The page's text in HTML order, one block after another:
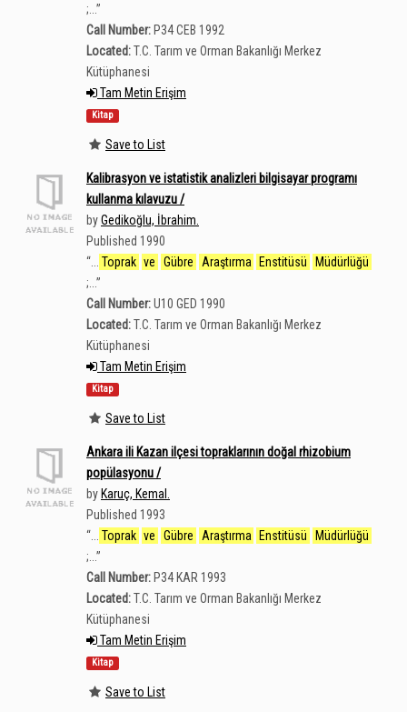
;... ”
Call Number: P34 CEB 1992
Located:T.C. Tarım ve Orman Bakanlığı Merkez
Kütüphanesi
Tam Metin Erişim
Kitap
Save to List
Kalibrasyon ve istatistik analizleri bilgisayar programı
kullanma kılavuzu /
byGedikoğlu, İbrahim.
Published 1990
“
Toprak ve Gübre Araştırma Enstitüsü
Müdürlüğü
;... ”
Call Number:U10 GED 1990
Located:T.C. Tarım ve Orman Bakanlığı Merkez
Kütüphanesi
Tam Metin Erişim
Kitap
Save to List
Ankara ili Kazan ilçesi topraklarının doğal rhizobium
popülasyonu /
by Karuç, Kemal.
Published 1993
“
Toprak ve Gübre Araştırma Enstitüsü
Müdürlüğü
;... ”
Call Number: P34 KAR 1993
Located:T.C. Tarım ve Orman Bakanlığı Merkez
Kütüphanesi
Tam Metin Erişim
Kitap
Save to List